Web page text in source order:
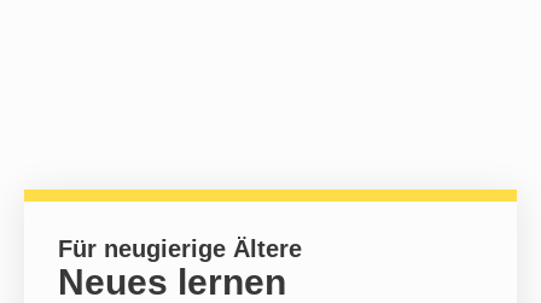
Für neugierige Ältere
Neues lernen